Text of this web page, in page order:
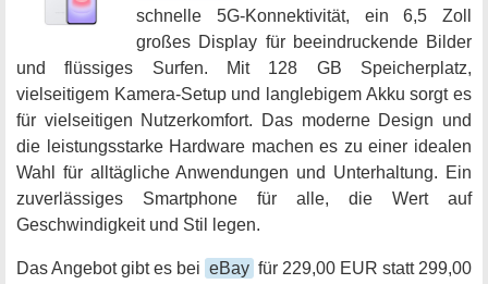
schnelle 5G-Konnektivität, ein 6,5 Zoll
großes Display für beeindruckende Bilder
und flüssiges Surfen. Mit 128 GB Speicherplatz,
vielseitigem Kamera-Setup und langlebigem Akku sorgt es
für vielseitigen Nutzerkomfort. Das moderne Design und
die leistungsstarke Hardware machen es zu einer idealen
Wahl für alltägliche Anwendungen und Unterhaltung. Ein
zuverlässiges Smartphone für alle, die Wert auf
Geschwindigkeit und Stil legen.
Das Angebot gibt es bei eBay für 229,00 EUR statt 299,00